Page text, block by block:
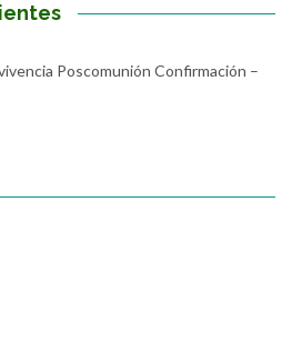
Poscomunión Confirmación –